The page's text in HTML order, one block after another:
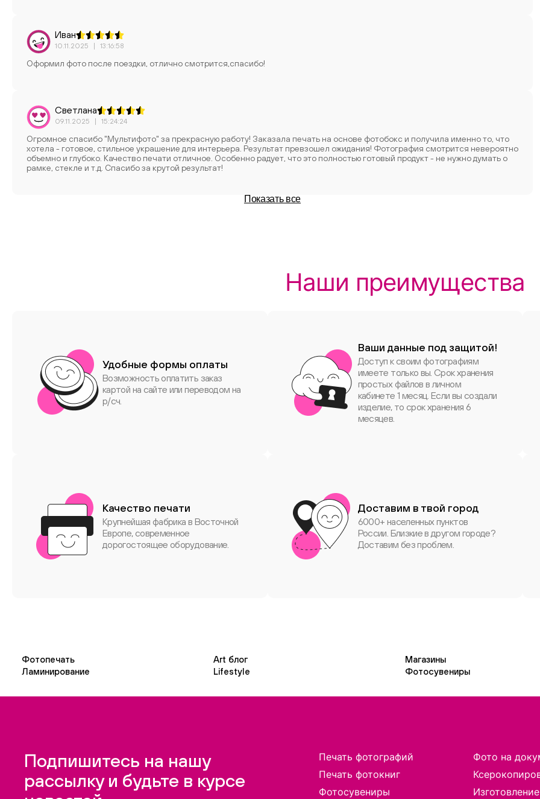
Иван
10.11.2025 13:16:58
Оформил фото после поездки, отлично смотрится,спасибо!
Светлана
09.11.2025 15:24:24
Огромное спасибо "Мультифото" за прекрасную работу! Заказала печать на основе фотобокс и получила именно то, что
хотела - готовое, стильное украшение для интерьера. Результат превзошел ожидания! Фотография смотрится невероятно
объемно и глубоко. Качество печати отличное. Особенно радует, что это полностью готовый продукт - не нужно думать о
рамке, стекле и т.д. Спасибо за крутой результат!
Показать все
Наши преимущества
Удобные формы оплаты
Возможность оплатить заказ
картой на сайте или переводом на
р/сч.
Ваши данные под защитой!
Доступ к своим фотографиям
имеете только вы. Срок хранения
простых файлов в личном
кабинете 1 месяц. Если вы создали
изделие, то срок хранения 6
месяцев.
Качество печати
Крупнейшая фабрика в Восточной
Европе, современное
дорогостоящее оборудование.
Доставим в твой город
6000+ населенных пунктов
России. Близкие в другом городе?
Доставим без проблем.
Фотопечать Art блог Магазины
Ламинирование
Lifestyle Фотосувениры
Подпишитесь на нашу
рассылку и будьте в курсе
Печать фотографий
Печать фотокниг
Фотосувениры
Фото на